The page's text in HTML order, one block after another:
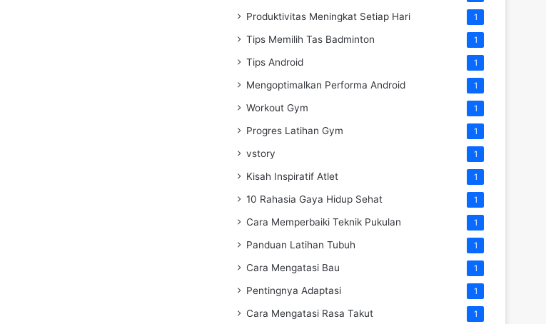
Produktivitas Meningkat Setiap Hari 1
Tips Memilih Tas Badminton 1
Tips Android 1
Mengoptimalkan Performa Android 1
Workout Gym 1
Progres Latihan Gym 1
vstory 1
Kisah Inspiratif Atlet 1
10 Rahasia Gaya Hidup Sehat 1
Cara Memperbaiki Teknik Pukulan 1
Panduan Latihan Tubuh 1
Cara Mengatasi Bau 1
Pentingnya Adaptasi 1
Cara Mengatasi Rasa Takut 1